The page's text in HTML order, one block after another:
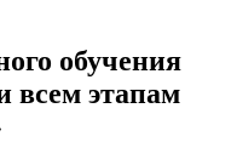
обучения
всем этапам